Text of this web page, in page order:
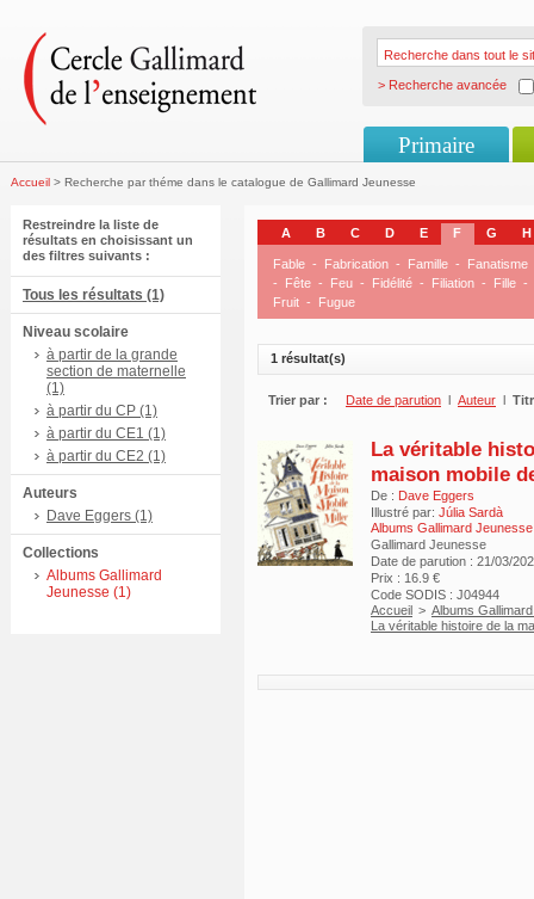
> Recherche avancée
Primaire
Accueil > Recherche par théme dans le catalogue de Gallimard Jeunesse
Restreindre la liste de
résultats en choisissant un
des filtres suivants :
Tous les résultats (1)
Niveau scolaire
à partir de la grande
section de maternelle
(1)
à partir du CP (1)
à partir du CE1 (1)
à partir du CE2 (1)
Auteurs
Dave Eggers (1)
Collections
Albums Gallimard
Jeunesse (1)
A B C D E F G H
Fable - Fabrication - Famille -
Fanatisme
-
Fête - Feu - Fidélité - Filiation - Fille -
Fruit - Fugue
1 résultat(s)
Trier par : Date de parution l Auteur l
La véritable
maison mobile
De : Dave Eggers
Illustré par: Júlia Sardà
Albums Gallimard Jeunesse
Gallimard Jeunesse
Date de parution : 21/03/
Prix : 16.9 €
Code SODIS : J04944
Accueil > Albums
La véritable histoire de la